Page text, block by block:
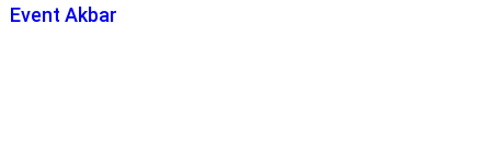
Event Akbar